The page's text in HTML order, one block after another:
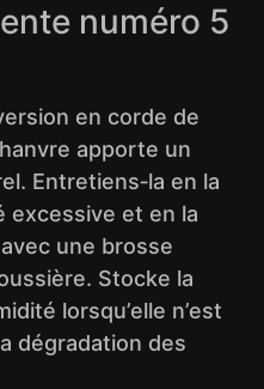
numéro 5
en corde de
apporte un
Entretiens‑la en la
excessive et en la
une brosse
Stocke la
lorsqu’elle n’est
dégradation des